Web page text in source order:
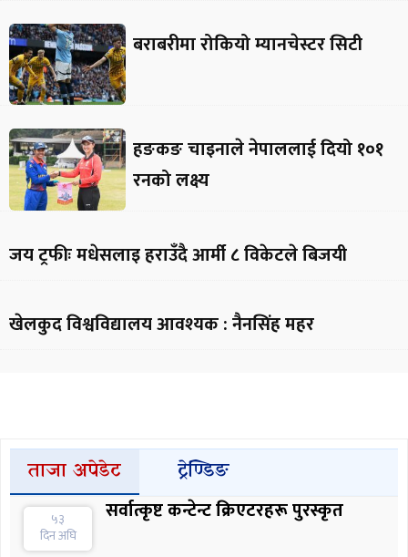
बराबरीमा रोकियो म्यानचेस्टर सिटी
हङकङ चाइनाले नेपाललाई दियो १०१
रनको लक्ष्य
जय ट्रफीः मधेसलाइ हराउँदै आर्मी ८ विकेटले बिजयी
खेलकुद विश्वविद्यालय आवश्यक : नैनसिंह महर
ताजा अपेडेट ट्रेण्डिङ
५३
दिन अघि
सर्वात्कृष्ट कन्टेन्ट क्रिएटरहरू पुरस्कृत